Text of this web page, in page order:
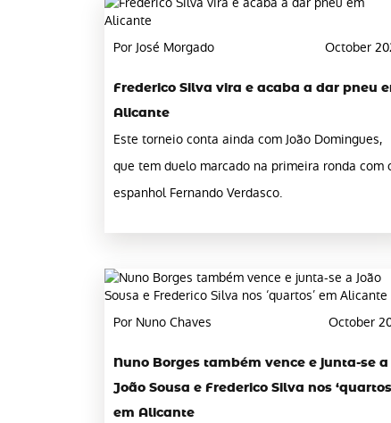
Por José Morgado October
Frederico Silva vira e acaba a dar pneu
Alicante
Este torneio conta ainda com João Domingues,
que tem duelo marcado na primeira ronda com
espanhol Fernando Verdasco.
Por Nuno Chaves October
Nuno Borges também vence e junta-se a
João Sousa e Frederico Silva nos
em Alicante